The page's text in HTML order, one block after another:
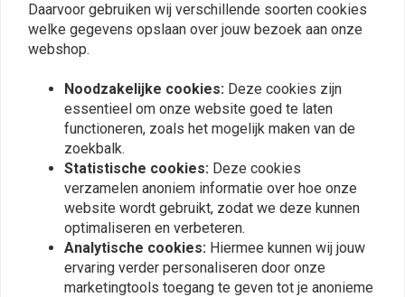
Reviews
Plaats ook een review
Daarvoor gebruiken wij verschillende soorten cookies
welke gegevens opslaan over jouw bezoek aan onze
webshop.
Noodzakelijke cookies: Deze cookies zijn
essentieel om onze website goed te laten
functioneren, zoals het mogelijk maken van de
zoekbalk.
Statistische cookies: Deze cookies
verzamelen anoniem informatie over hoe onze
website wordt gebruikt, zodat we deze kunnen
optimaliseren en verbeteren.
Analytische cookies: Hiermee kunnen wij jouw
ervaring verder personaliseren door onze
marketingtools toegang te geven tot je anonieme